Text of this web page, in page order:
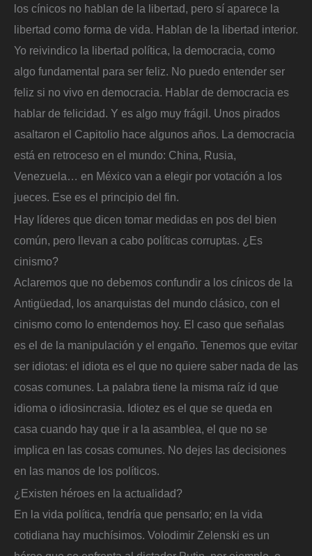
los cínicos no hablan de la libertad, pero sí aparece la
libertad como forma de vida. Hablan de la libertad interior.
Yo reivindico la libertad política, la democracia, como
algo fundamental para ser feliz. No puedo entender ser
feliz si no vivo en democracia. Hablar de democracia es
hablar de felicidad. Y es algo muy frágil. Unos pirados
asaltaron el Capitolio hace algunos años. La democracia
está en retroceso en el mundo: China, Rusia,
Venezuela… en México van a elegir por votación a los
jueces. Ese es el principio del fin.
Hay líderes que dicen tomar medidas en pos del bien
común, pero llevan a cabo políticas corruptas. ¿Es
cinismo?
Aclaremos que no debemos confundir a los cínicos de la
Antigüedad, los anarquistas del mundo clásico, con el
cinismo como lo entendemos hoy. El caso que señalas
es el de la manipulación y el engaño. Tenemos que evitar
ser idiotas: el idiota es el que no quiere saber nada de las
cosas comunes. La palabra tiene la misma raíz id que
idioma o idiosincrasia. Idiotez es el que se queda en
casa cuando hay que ir a la asamblea, el que no se
implica en las cosas comunes. No dejes las decisiones
en las manos de los políticos.
¿Existen héroes en la actualidad?
En la vida política, tendría que pensarlo; en la vida
cotidiana hay muchísimos. Volodimir Zelenski es un